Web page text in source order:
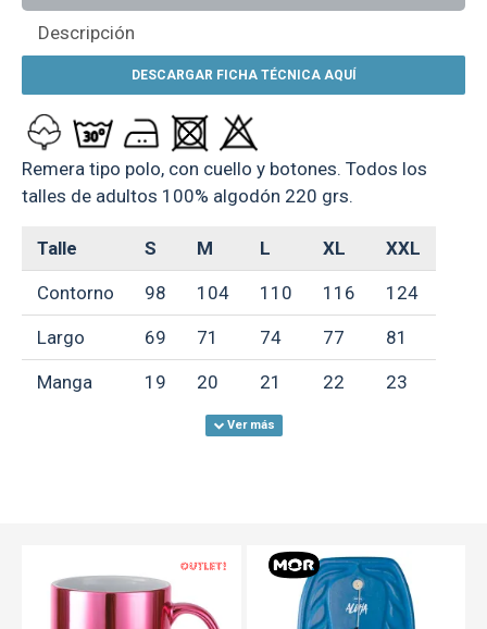
Descripción
DESCARGAR FICHA TÉCNICA AQUÍ
Remera tipo polo, con cuello y botones. Todos los
talles de adultos 100% algodón 220 grs.
Talle S M L XL XXL
Contorno 98 104 110 116 124
Largo 69 71 74 77 81
Manga 19 20 21 22 23
OUT